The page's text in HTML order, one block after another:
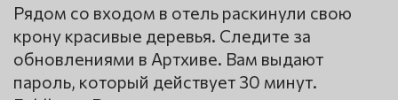
Рядом со входом в отель раскинули свою
крону красивые деревья. Следите за
обновлениями в Артхиве. Вам выдают
пароль, который действует 30 минут.